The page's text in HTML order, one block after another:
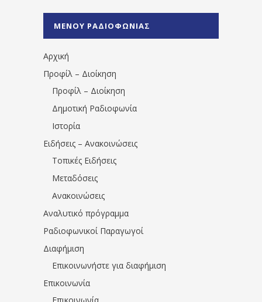
1531194763766854/" artist="" ]
ΜΕΝΟΥ ΡΑΔΙΟΦΩΝΙΑΣ
Αρχική
Προφίλ – Διοίκηση
Προφίλ – Διοίκηση
Δημοτική Ραδιοφωνία
Ιστορία
Ειδήσεις – Ανακοινώσεις
Τοπικές Ειδήσεις
Μεταδόσεις
Ανακοινώσεις
Αναλυτικό πρόγραμμα
Ραδιοφωνικοί Παραγωγοί
Διαφήμιση
Επικοινωνήστε για διαφήμιση
Επικοινωνία
Επικοινωνία